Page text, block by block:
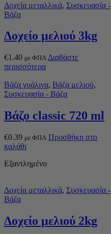
Δοχεία μεταλλικά, Συσκευασία -
Βάζα
Δοχείο μελιού 3kg
€1.40 με ΦΠΑ Διαβάστε
περισσότερα
Βάζα γυάλινα, Βάζα μελιού,
Συσκευασία - Βάζα
Βάζο classic 720 ml
€0.39 με ΦΠΑ Προσθήκη στο
καλάθι
Εξαντλημένο
Δοχεία μεταλλικά, Συσκευασία -
Βάζα
Δοχείο μελιού 2kg